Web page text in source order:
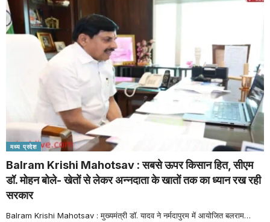
मध्य प्रदेश
Balram Krishi Mahotsav : सबसे ऊपर किसान हित, सीएम
डॉ. मोहन बोले- खेतों से लेकर अन्नदाता के खातों तक का ध्यान रख रही
सरकार
Balram Krishi Mahotsav : मुख्यमंत्री डॉ. यादव ने नर्मदापुरम में आयोजित बलराम…